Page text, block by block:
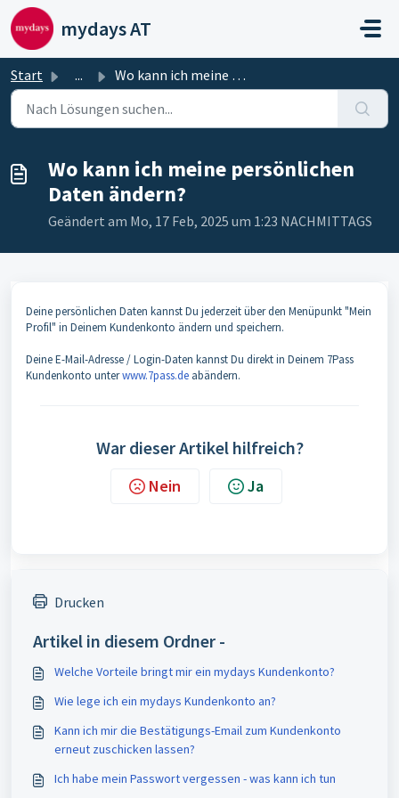
Zum hauptsächlichen Inhalt gehen
mydays AT
Start ... Wo kann ich meine persönlichen Daten ändern?
Wo kann ich meine persönlichen
Daten ändern?
Geändert am Mo, 17 Feb, 2025 um 1:23 NACHMITTAGS
Deine persönlichen Daten kannst Du jederzeit über den Menüpunkt "Mein
Profil" in Deinem Kundenkonto ändern und speichern.
Deine E-Mail-Adresse / Login-Daten kannst Du direkt in Deinem 7Pass
Kundenkonto unterwww.7pass.de abändern.
War dieser Artikel hilfreich?
Nein Ja
Drucken
Artikel in diesem Ordner -
Welche Vorteile bringt mir ein mydays Kundenkonto?
Wie lege ich ein mydays Kundenkonto an?
Kann ich mir die Bestätigungs-Email zum Kundenkonto
erneut zuschicken lassen?
Ich habe mein Passwort vergessen - was kann ich tun